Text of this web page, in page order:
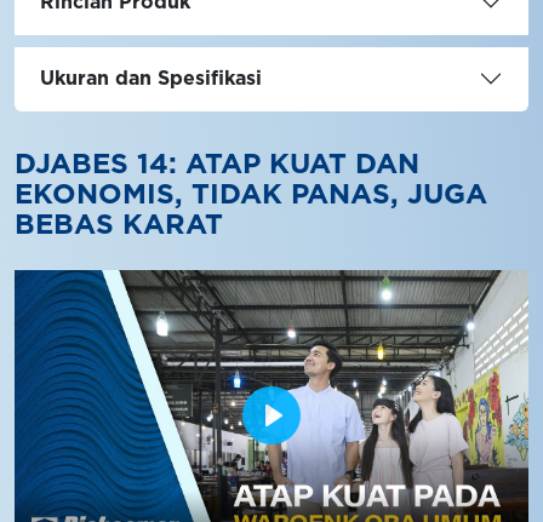
Ukuran dan Spesifikasi
DJABES 14: ATAP KUAT DAN
EKONOMIS, TIDAK PANAS, JUGA
BEBAS KARAT
Play